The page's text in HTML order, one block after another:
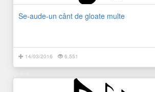
Se-aude-un cânt de gloate multe
14/03/2016 6.551